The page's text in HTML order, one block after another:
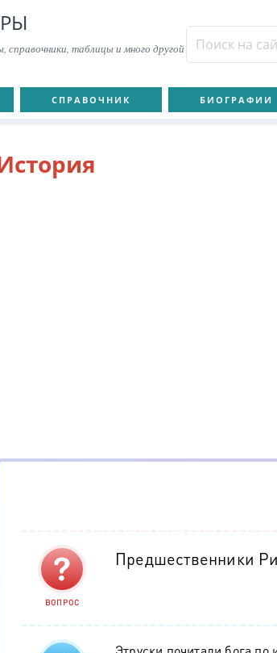
таблицы и много другой
СПРАВОЧНИК БИОГРАФИИ
ВОПРОС
Предшественники